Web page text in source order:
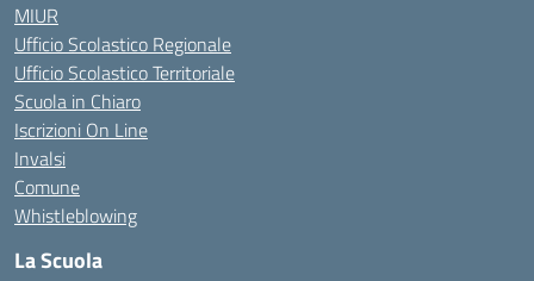
MIUR
Ufficio Scolastico Regionale
Ufficio Scolastico Territoriale
Scuola in Chiaro
Iscrizioni On Line
Invalsi
Comune
Whistleblowing
La Scuola